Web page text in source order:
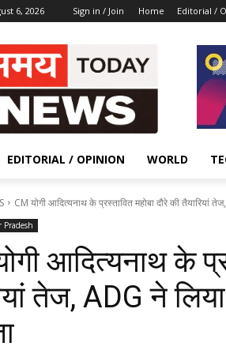
6, 2026 Sign in / Join Home Editorial /
EDITORIAL / OPINION WORLD
CM योगी आदित्यनाथ के प्रस्तावित महोबा दौरे की तैयारियां
Pradesh
आदित्यनाथ के
तेज, ADG ने